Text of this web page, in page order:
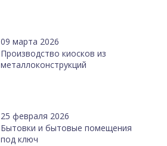
09 марта 2026
Производство киосков из
металлоконструкций
25 февраля 2026
Бытовки и бытовые помещения
под ключ